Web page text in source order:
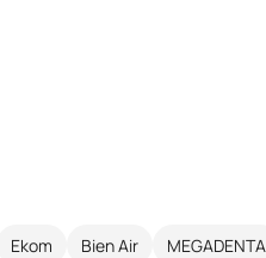
Ekom Bien Air MEGADENTA